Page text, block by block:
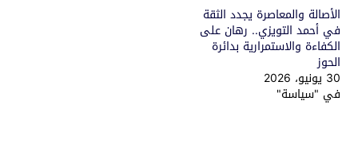
الأصالة والمعاصرة يجدد الثقة
في أحمد التويزي.. رهان على
الكفاءة والاستمرارية بدائرة
الحوز
30 يونيو، 2026
في "سياسة"